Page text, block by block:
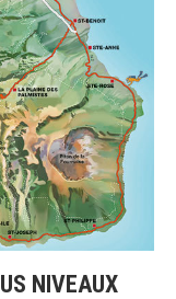
NIVEAUX